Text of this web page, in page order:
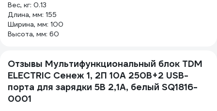
Вес, кг: 0.13
Длина, мм: 155
Ширина, мм: 100
Высота, мм: 60
Отзывы Мультифункциональный блок TDM
ELECTRIC Сенеж 1, 2П 10А 250В+2 USВ-
порта для зарядки 5В 2,1А, белый SQ1816-
0001